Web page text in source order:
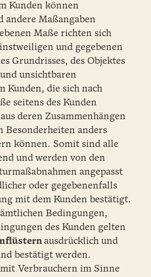
Kunden können
andere Maßangaben
Maße richten sich
und gegebenen
Grundrisses, des Objektes
unsichtbaren
Kunden, die sich nach
seitens des Kunden
deren Zusammenhängen
Besonderheiten anders
können. Somit sind alle
und werden von den
angepasst
oder gegebenenfalls
mit dem Kunden bestätigt.
Bedingungen,
des Kunden gelten
ausdrücklich und
bestätigt werden.
Verbrauchern im Sinne